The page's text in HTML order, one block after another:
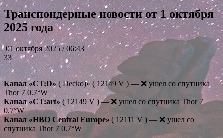
Транспондерные новости от 1 октября
2025 года
01 октября 2025 / 06:43
33
Канал «CT:D»( Decko)» ( 12149 V ) — ❌ ушел со спутника
Thor 7 0.7°W
Канал «CT:art»( 12149 V ) — ❌ ушел со спутника Thor 7
0.7°W
Канал «HBO Central Europe» ( 12111 V ) — ❌ ушел со
спутника Thor 7 0.7°W